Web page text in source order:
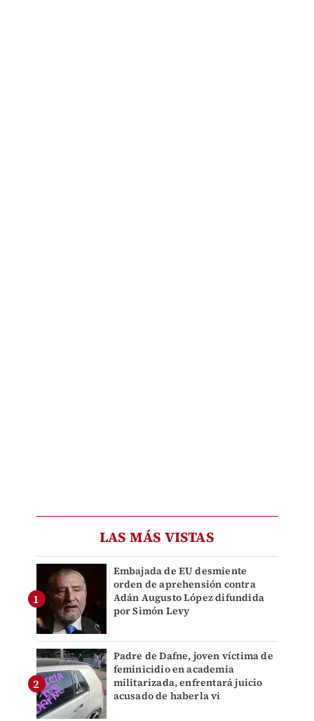
LAS MÁS VISTAS
Embajada de EU desmiente
orden de aprehensión contra
Adán Augusto López difundida
por Simón Levy
Padre de Dafne, joven víctima de
feminicidio en academia
militarizada, enfrentará juicio
acusado de haberla vi